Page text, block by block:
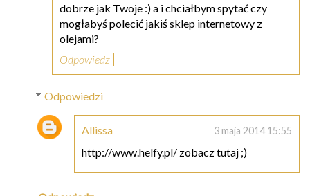
dobrze jak Twoje :) a i chciałbym spytać czy
mogłabyś polecić jakiś sklep internetowy z
olejami?
Odpowiedz
Odpowiedzi
Allissa 3 maja 2014 15:55
http://www.helfy.pl/ zobacz tutaj ;)